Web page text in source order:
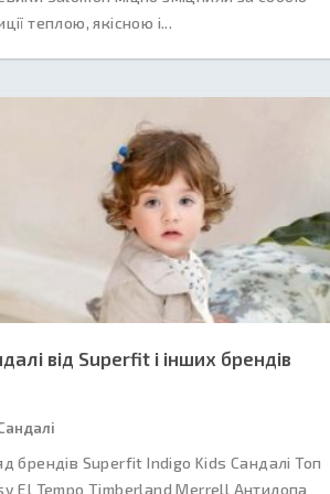
теплою, якісною і...
від Superfit і інших брендів
брендів Superfit Indigo Kids Сандалі Топ
El Tempo Timberland Merrell Антилопа